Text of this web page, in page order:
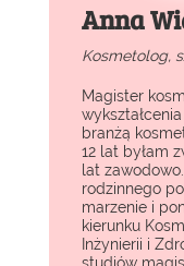
Anna
Kosmetolog,
Magister
branżą
12 lat byłam
lat
rodzinnego
marzenie i
kierunku
Inżynierii i